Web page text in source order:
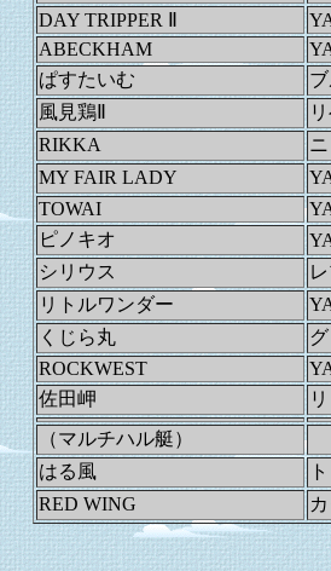
DAY TRIPPER Ⅱ
ABECKHAM
ぱすたいむ
風見鶏Ⅱ
RIKKA
MY FAIR LADY
TOWAI
ピノキオ
シリウス
リトルワンダー
くじら丸
ROCKWEST
佐田岬
（マルチハル艇）
はる風
RED WING